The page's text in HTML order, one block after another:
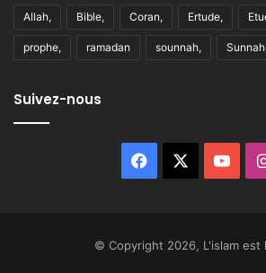
Allah, Bible, Coran, Ertude,
prophe, ramadan sounnah,
Suivez-nous
Facebook
© Copyright 2026, L'islam est